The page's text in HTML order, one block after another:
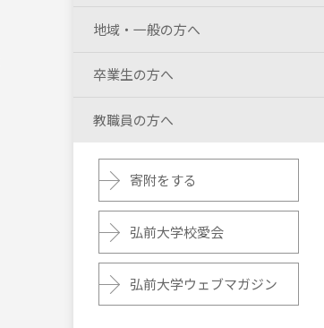
地域・一般の方へ
卒業生の方へ
教職員の方へ
寄附をする
弘前大学校愛会
弘前大学ウェブマガジン